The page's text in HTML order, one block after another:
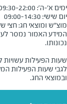
מוצ"ש ומוצאי חג: חצי
המידע האמור נמסר
שעות הפעילות
לגבי שעות הפעילות
ובמוצאי החג.